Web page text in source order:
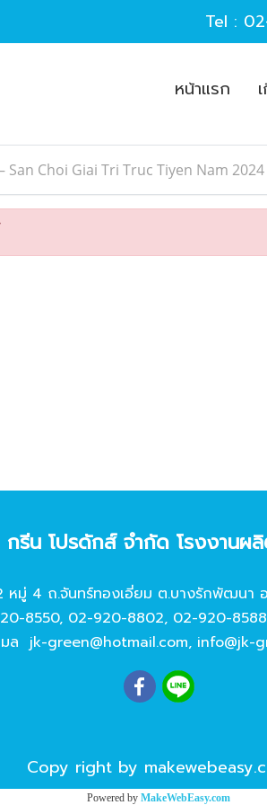
Tel :
หน้าแรก
San Choi Giai Tri Truc Tiyen Nam 2024
กรีน โปรดักส์ จํากัด โรงงานผ
หมู่ 4 ถ.จันทร์ทองเอี่ยม ต.บางรักพัฒนา อ
8550, 02-920-8802, 02-920-8588
ล jk-green@hotmail.com, info@jk-
Copy right by
Powered by MakeWebEasy.com